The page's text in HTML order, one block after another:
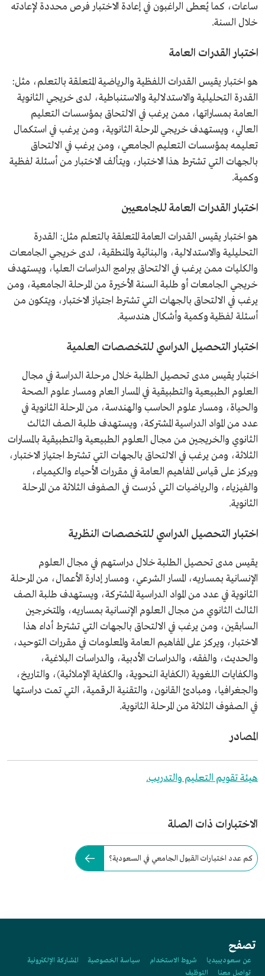
ساعات، كما يُعطى الراغبون في إعادة الاختبار فرص محددة لإعادته
خلال السنة.
اختبار القدرات العامة
هو اختبار يقيس القدرات اللفظية والرياضية المتعلقة بالتعلم، مثل:
القدرة التحليلية والاستدلالية والاستنباطية، لدى خريجي الثانوية
العامة بمساراتها، ممن يرغب في الالتحاق بمؤسسات التعليم
العالي، ويستهدف خريجي المرحلة الثانوية، ومن يرغب في استكمال
تعليمه بمؤسسات التعليم الجامعي، ومن يرغب في الالتحاق
بالجهات التي تشترط هذا الاختبار، ويتألف الاختبار من أسئلة لفظية
وكمية.
اختبار القدرات العامة للجامعيين
هو اختبار يقيس القدرات العامة المتعلقة بالتعلم مثل: القدرة
التحليلية والاستدلالية، والبنائية والمنطقية، لدى خريجي الجامعات
والكليات ممن يرغب في الالتحاق ببرامج الدراسات العليا، ويستهدف
خريجي الجامعات أو طلبة السنة الأخيرة من المرحلة الجامعية، ومن
يرغب في الالتحاق بالجهات التي تشترط اجتياز الاختبار، ويتكون من
أسئلة لفظية وكمية وأشكال هندسية​.
اختبار التحصيل الدراسي للتخصصات العلمية
اختبار يقيس مدى تحصيل الطلبة خلال مرحلة الدراسة في مجال
العلوم الطبيعية والتطبيقية في المسار العام ومسار علوم الصحة
والحياة، ومسار علوم الحاسب والهندسة، من المرحلة الثانوية في
عدد من المواد الدراسية المشتركة، ويستهدف طلبة الصف الثالث
الثانوي والخريجين من مجال العلوم الطبيعية والتطبيقية بالمسارات
الثلاثة، ومن يرغب في الالتحاق بالجهات التي تشترط اجتياز الاختبار،
ويركز على قياس المفاهيم العامة في مقررات الأحياء والكيمياء،
والفيزياء، والرياضيات التي دُرست في الصفوف الثلاثة من المرحلة
الثانوية​.
اختبار التحصيل الدراسي للتخصصات النظرية
يقيس مدى تحصيل الطلبة خلال دراستهم في مجال العلوم
الإنسانية بمساريه، المسار الشرعي، ومسار إدارة الأعمال، من المرحلة
الثانوية في عدد من المواد الدراسية المشتركة، ويستهدف طلبة الصف
الثالث الثانوي من مجال العلوم الإنسانية بمساريه، والمتخرجين
السابقين، ومن يرغب في الالتحاق بالجهات التي تشترط أداء هذا
الاختبار، ويركز على المفاهيم العامة والمعلومات في مقررات التوحيد،
والحديث، والفقه، والدراسات الأدبية، والدراسات البلاغية،
والكفايات اللغوية (الكفاية النحوية، والكفاية الإملائية)، والتاريخ،
والجغرافيا، ومبادئ القانون، والتقنية الرقمية، التي تمت دراستها
في الصفوف الثلاثة من المرحلة الثانوية.
المصادر
هيئة تقويم التعليم والتدريب.
الاختبارات ذات الصلة
كم عدد اختبارات القبول الجامعي في السعودية؟
تصفح
عن سعوديبيديا شروط الاستخدام سياسة الخصوصية
المشاركة الإلكترونية
تواصل معنا
التوظيف